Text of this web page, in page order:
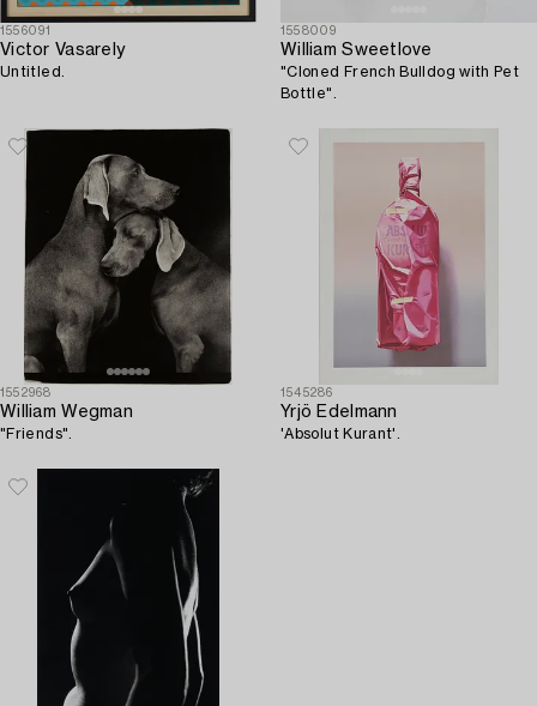
1556091
Victor Vasarely
Untitled.
1558009
William Sweetlove
"Cloned French Bulldog with Pet
Bottle".
1552968
William Wegman
"Friends".
1545286
Yrjö Edelmann
'Absolut Kurant'.